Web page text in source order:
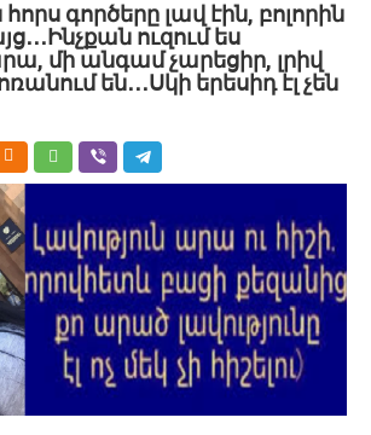
գործերը լավ էին, բոլորին
ուզում ես
մի անգամ չարեցիր, լրիվ
են․․․Սկի երեսիդ էլ չեն